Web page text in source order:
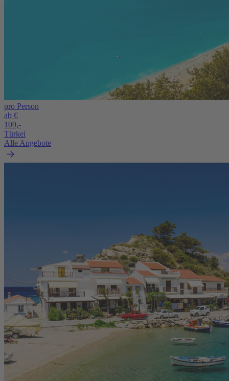
pro Person
ab €
109,-
Türkei
Alle Angebote